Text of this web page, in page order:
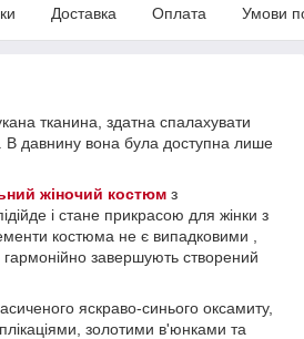
Доставка Оплата Умови
тканина, здатна спалахувати
давнину вона була доступна лише
жіночий костюм з
і стане прикрасою для жінки з
костюма не є випадковими ,
завершують створений
яскраво-синього оксамиту,
золотими в'юнками та